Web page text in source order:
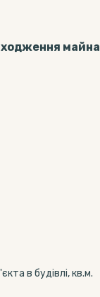
майна
в будівлі, кв.м.